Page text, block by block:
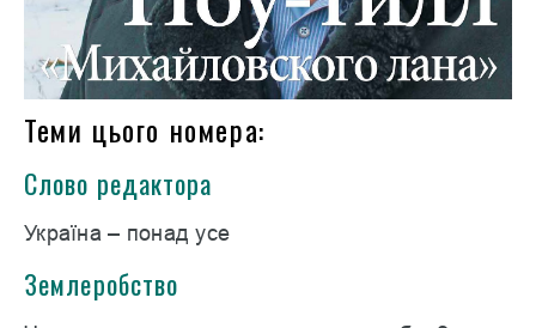
Теми цього номера:
Слово редактора
Україна – понад усе
Землеробство